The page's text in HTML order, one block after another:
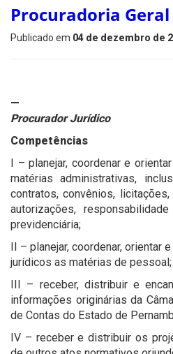
Procuradoria
Publicado em 04 de dezembro de
—
Procurador Jurídico
Competências
I – planejar, coordenar e
matérias administrativas,
contratos, convênios,
autorizações,
previdenciária;
II – planejar, coordenar, orientar
jurídicos as matérias de pessoal;
III – receber, distribuir e
informações originárias da
de Contas do Estado de
IV – receber e distribuir os